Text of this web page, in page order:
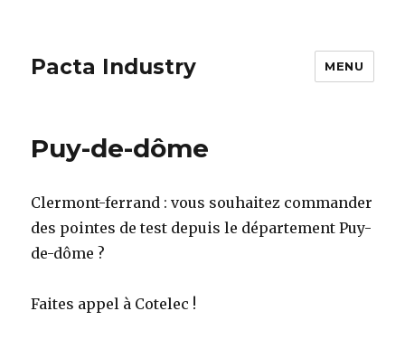
Pacta Industry MENU
Puy-de-dôme
Clermont-ferrand : vous souhaitez commander
des pointes de test depuis le département Puy-
de-dôme ?
Faites appel à Cotelec !